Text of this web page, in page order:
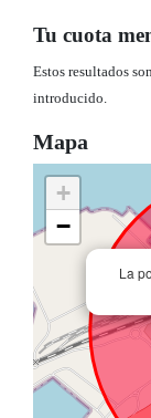
Tu cuota
Estos resultados
introducido.
Mapa
La
+
−